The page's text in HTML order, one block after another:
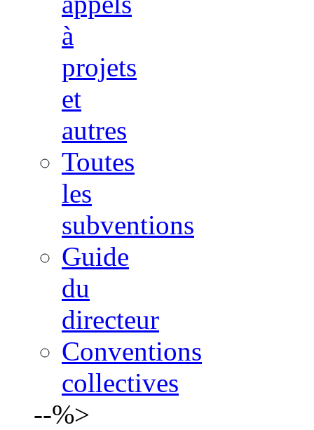
à
projets
et
autres
Toutes
les
subventions
Guide
du
directeur
Conventions
collectives
--%>